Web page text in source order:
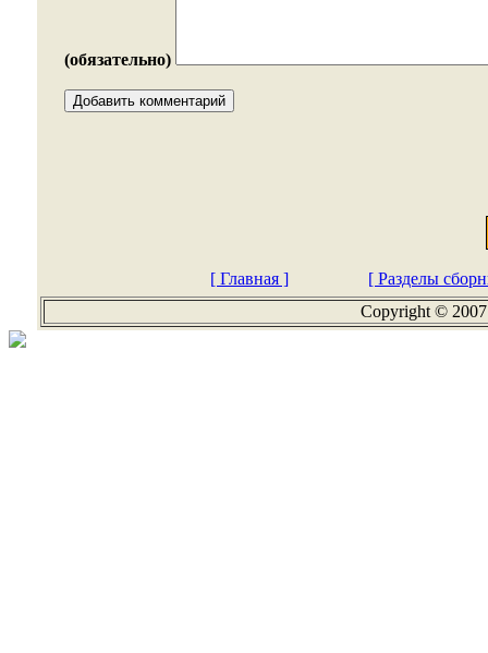
(обязательно)
[ Главная ]
[ Разделы
Copyright ©